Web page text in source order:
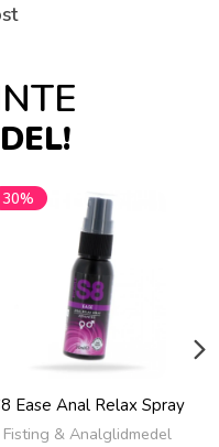
30%
Ease Anal Relax Spray
Fisting & Analglidmedel